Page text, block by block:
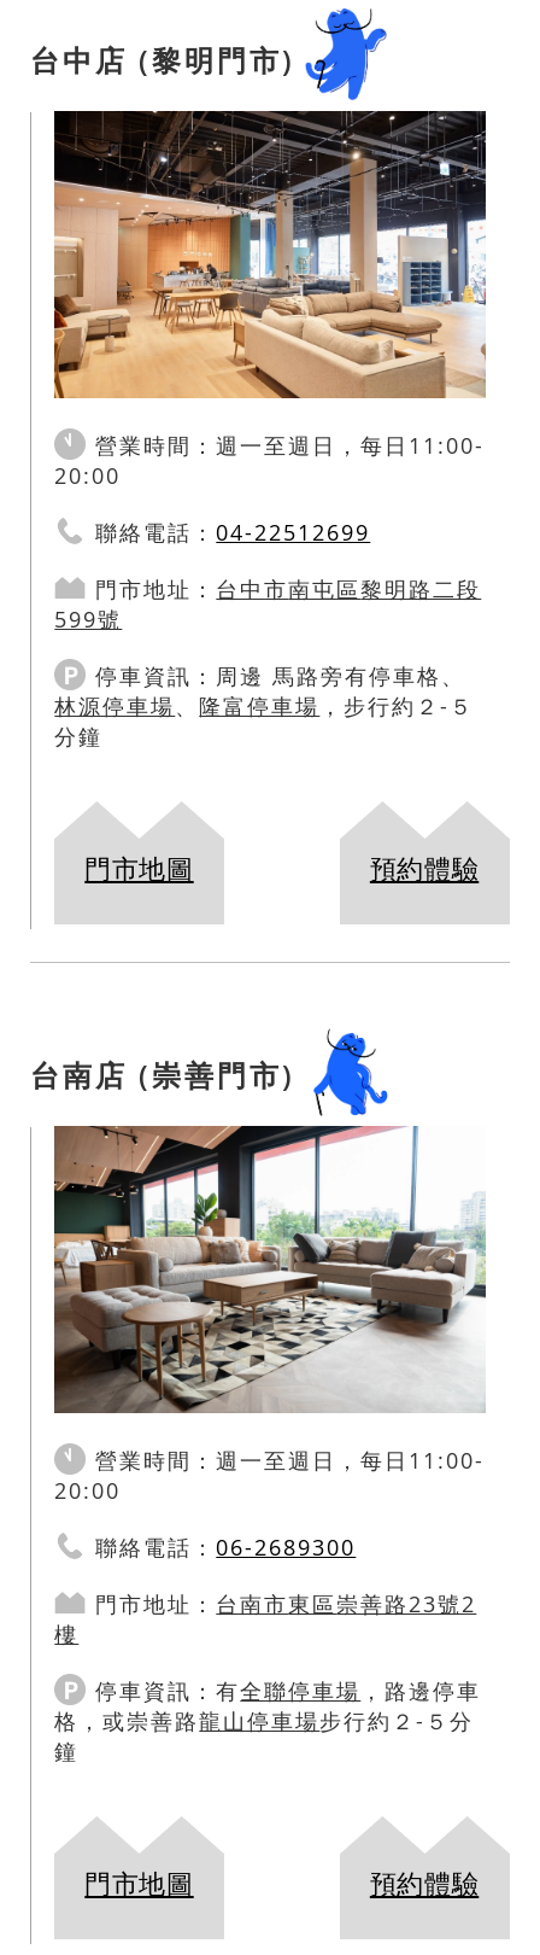
台中店 (黎明門市)
預約體驗
營業時間：週一至週日，每日11:00-
20:00
聯絡電話：04-22512699
門市地址： 台中市南屯區黎明路二段
599號
停車資訊： 周邊 馬路旁有停車格、
林源停車場、 隆富停車場 ，步行約２-５
分鐘
門市地圖
台南店 (崇善門市)
預約體驗
營業時間：週一至週日，每日11:00-
20:00
聯絡電話：06-2689300
門市地址： 台南市東區崇善路23號2
樓
停車資訊：有全聯停車場 ，路邊停車
格，或崇善路龍山停車場步行約２-５分
鐘
門市地圖